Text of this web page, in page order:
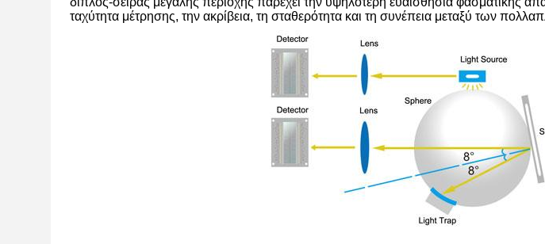
ταχύτητα μέτρησης, την ακρίβεια, τη σταθερότητα και τη συνέπεια μεταξύ των